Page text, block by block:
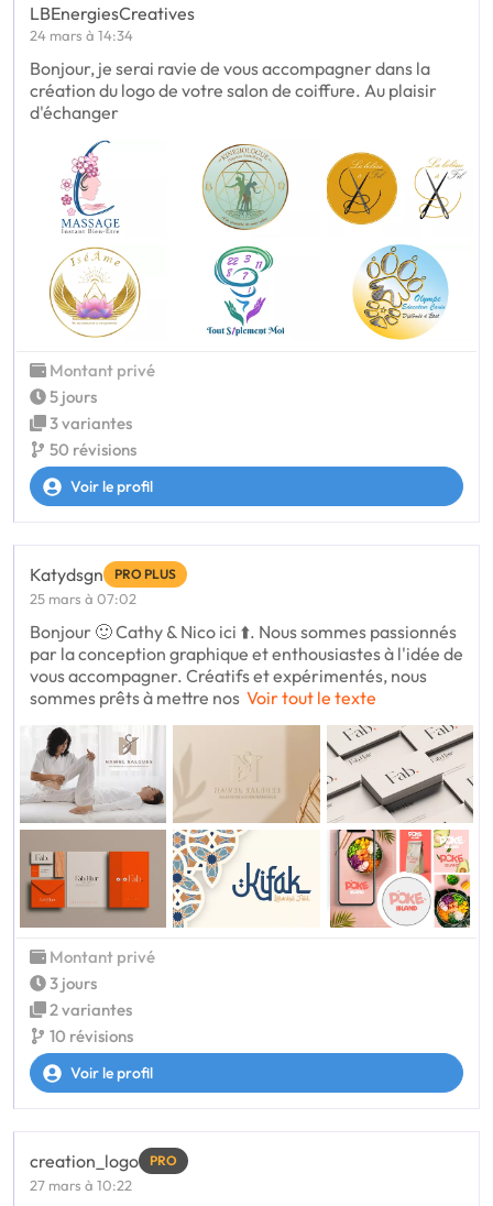
LBEnergiesCreatives
24 mars à 14:34
Bonjour, je serai ravie de vous accompagner dans la
création du logo de votre salon de coiffure. Au plaisir
d'échanger
Montant privé
5 jours
3 variantes
50 révisions
Voir le profil
Katydsgn PRO PLUS
25 mars à 07:02
Bonjour 🙂 Cathy & Nico ici ⬆️. Nous sommes passionnés
par la conception graphique et enthousiastes à l'idée de
vous accompagner. Créatifs et expérimentés, nous
sommes prêts à mettre nos Voir tout le texte
Montant privé
3 jours
2 variantes
10 révisions
Voir le profil
creation_logo PRO
27 mars à 10:22